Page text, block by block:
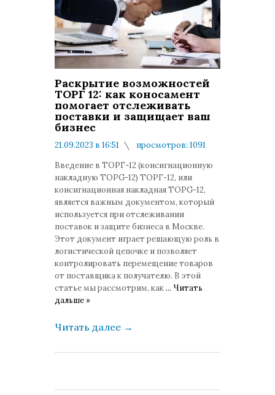
Раскрытие возможностей
ТОРГ 12: как коносамент
помогает отслеживать
поставки и защищает ваш
бизнес
21.09.2023 в 16:51
просмотров: 1091
Введение в ТОРГ-12 (консигнационную
накладную TOPG-12) ТОРГ-12, или
консигнационная накладная TOPG-12,
является важным документом, который
используется при отслеживании
поставок и защите бизнеса в Москве.
Этот документ играет решающую роль в
логистической цепочке и позволяет
контролировать перемещение товаров
от поставщика к получателю. В этой
статье мы рассмотрим, как... Читать
дальше »
Читать далее →